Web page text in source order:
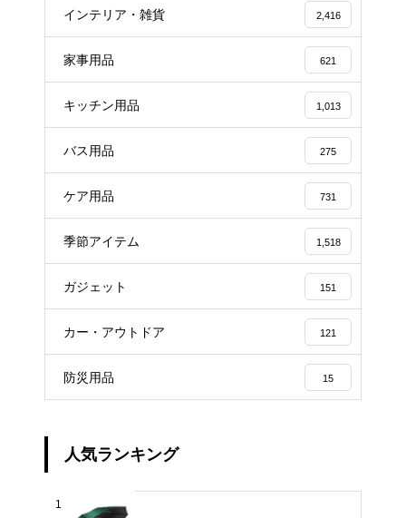
インテリア・雑貨 2,416
家事用品 621
キッチン用品 1,013
バス用品 275
ケア用品 731
季節アイテム 1,518
ガジェット 151
カー・アウトドア 121
防災用品 15
人気ランキング
1